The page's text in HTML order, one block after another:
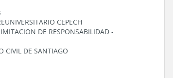
CEPECH
DE RESPONSABILIDAD -
CIVIL DE SANTIAGO